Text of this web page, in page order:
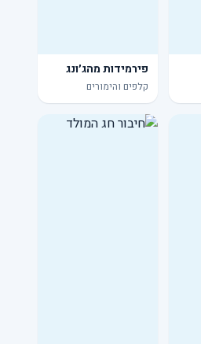
פירמידות מהג׳ונג
קלפים והימורים